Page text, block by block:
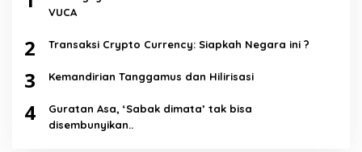
VUCA
2 Transaksi Crypto Currency: Siapkah Negara ini ?
3 Kemandirian Tanggamus dan Hilirisasi
4
Guratan Asa, ‘Sabak dimata’ tak bisa
disembunyikan..